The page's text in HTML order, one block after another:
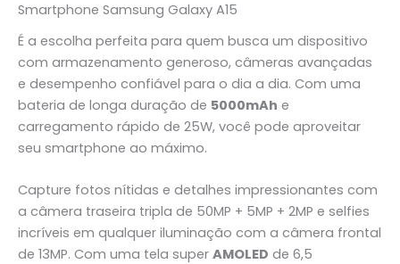
Smartphone Samsung Galaxy A15
É a escolha perfeita para quem busca um dispositivo
com armazenamento generoso, câmeras avançadas
e desempenho confiável para o dia a dia. Com uma
bateria de longa duração de 5000mAh e
carregamento rápido de 25W, você pode aproveitar
seu smartphone ao máximo.
Capture fotos nítidas e detalhes impressionantes com
a câmera traseira tripla de 50MP + 5MP + 2MP e selfies
incríveis em qualquer iluminação com a câmera frontal
de 13MP. Com uma tela super AMOLED de 6,5